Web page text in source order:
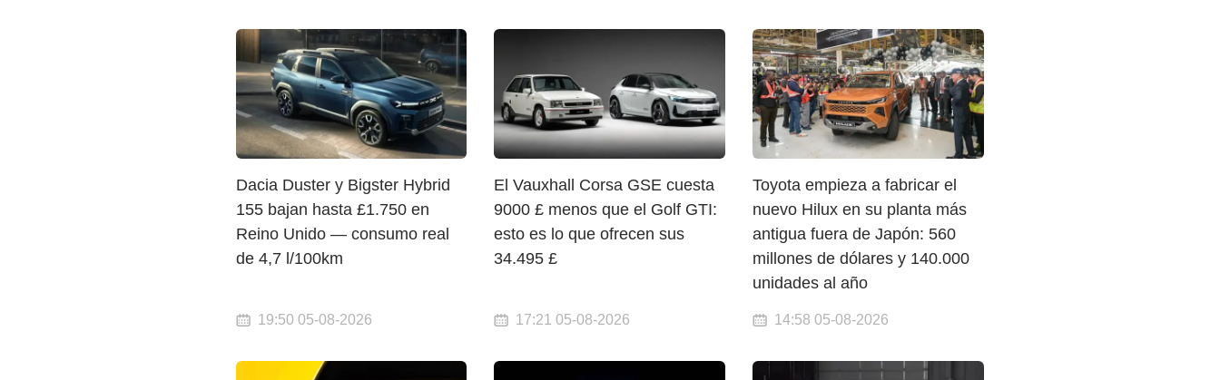
Dacia Duster y Bigster Hybrid
155 bajan hasta £1.750 en
Reino Unido — consumo real
de 4,7 l/100km
19:50 05-08-2026
El Vauxhall Corsa GSE cuesta
9000 £ menos que el Golf GTI:
esto es lo que ofrecen sus
34.495 £
17:21 05-08-2026
Toyota empieza a fabricar el
nuevo Hilux en su planta más
antigua fuera de Japón: 560
millones de dólares y 140.000
unidades al año
14:58 05-08-2026